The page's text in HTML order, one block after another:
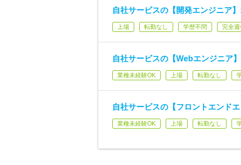
自社サービスの【開発エンジニア
上場 転勤なし 学歴不問 完全週
自社サービスの【Webエンジニア
業種未経験OK 上場 転勤なし
自社サービスの【フロントエンド
業種未経験OK 上場 転勤なし